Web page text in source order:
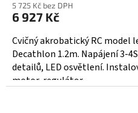
5 725 Kč bez DPH
6 927 Kč
Cvičný akrobatický RC model
Decathlon 1.2m. Napájení 3-
detailů, LED osvětlení.
motor, regulátor...